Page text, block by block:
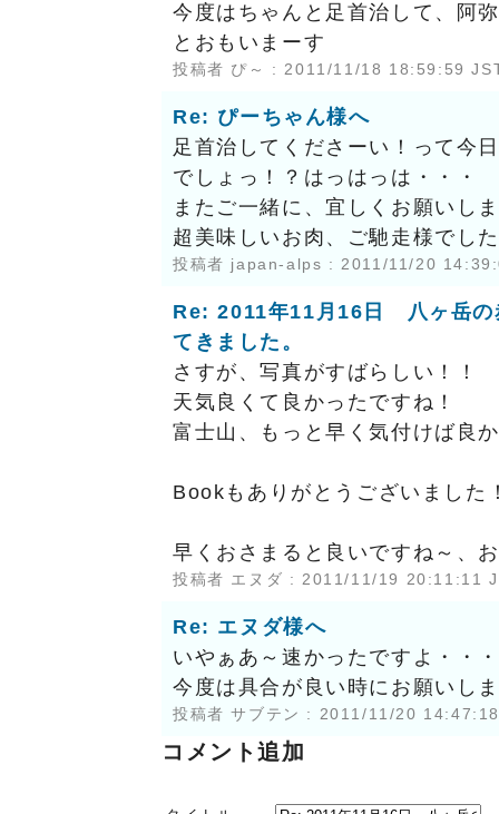
今度はちゃんと足首治して、阿
とおもいまーす
投稿者 ぴ～ : 2011/11/18 18:59:59
Re: ぴーちゃん様へ
足首治してくださーい！って今
でしょっ！？はっはっは・・・
またご一緒に、宜しくお願いし
超美味しいお肉、ご馳走様でし
投稿者 japan-alps : 2011/11/20
Re: 2011年11月16日 八ヶ岳の
てきました。
さすが、写真がすばらしい！！
天気良くて良かったですね！
富士山、もっと早く気付けば良
Bookもありがとうございました
早くおさまると良いですね～、
投稿者 エヌダ : 2011/11/19 20:11:11
Re: エヌダ様へ
いやぁあ～速かったですよ・・
今度は具合が良い時にお願いし
投稿者サブテン : 2011/11/20
コメント追加